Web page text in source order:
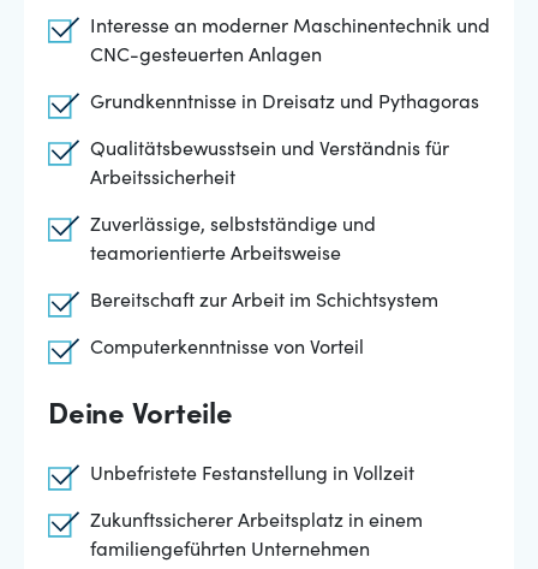
Interesse an moderner Maschinentechnik und
CNC-gesteuerten Anlagen
Grundkenntnisse in Dreisatz und Pythagoras
Qualitätsbewusstsein und Verständnis für
Arbeitssicherheit
Zuverlässige, selbstständige und
teamorientierte Arbeitsweise
Bereitschaft zur Arbeit im Schichtsystem
Computerkenntnisse von Vorteil
Deine Vorteile
Unbefristete Festanstellung in Vollzeit
Zukunftssicherer Arbeitsplatz in einem
familiengeführten Unternehmen